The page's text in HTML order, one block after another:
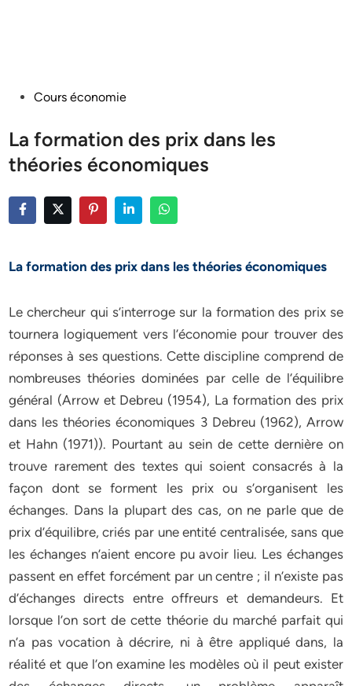
PostedCours économie
La formation des prix dans les
théories économiques
La formation des prix dans les théories économiques
Le chercheur qui s’interroge sur la formation des prix se
tournera logiquement vers l’économie pour trouver des
réponses à ses questions. Cette discipline comprend de
nombreuses théories dominées par celle de l’équilibre
général (Arrow et Debreu (1954), La formation des prix
dans les théories économiques 3 Debreu (1962), Arrow
et Hahn (1971)). Pourtant au sein de cette dernière on
trouve rarement des textes qui soient consacrés à la
façon dont se forment les prix ou s’organisent les
échanges. Dans la plupart des cas, on ne parle que de
prix d’équilibre, criés par une entité centralisée, sans que
les échanges n’aient encore pu avoir lieu. Les échanges
passent en effet forcément par un centre ; il n’existe pas
d’échanges directs entre offreurs et demandeurs. Et
lorsque l’on sort de cette théorie du marché parfait qui
n’a pas vocation à décrire, ni à être appliqué dans, la
réalité et que l’on examine les modèles où il peut exister